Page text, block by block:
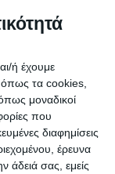
ή έχουμε
τα cookies,
μοναδικοί
που
διαφημίσεις
έρευνα
άδειά σας, εμείς
και να
να ξέρατε
για το
η
από τη